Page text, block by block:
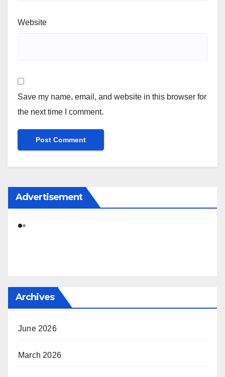
Website
Save my name, email, and website in this browser for
the next time I comment.
Advertisement
Archives
June 2026
March 2026